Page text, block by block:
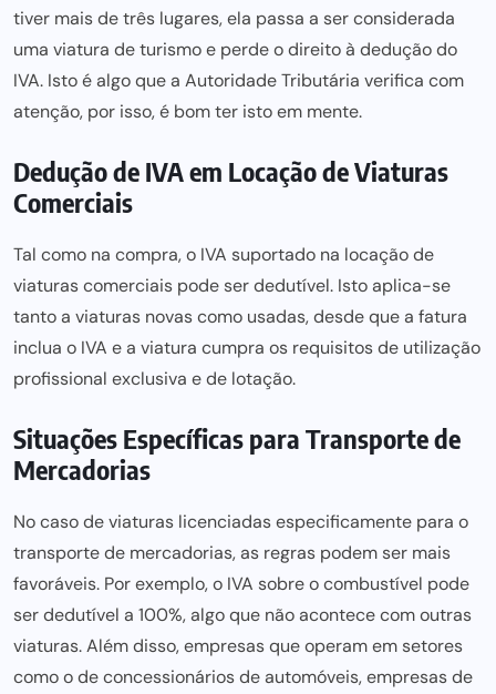
tiver mais de três lugares, ela passa a ser considerada
uma viatura de turismo e perde o direito à dedução do
IVA. Isto é algo que a Autoridade Tributária verifica com
atenção, por isso, é bom ter isto em mente.
Dedução de IVA em Locação de Viaturas
Comerciais
Tal como na compra, o IVA suportado na locação de
viaturas comerciais pode ser dedutível. Isto aplica-se
tanto a viaturas novas como usadas, desde que a fatura
inclua o IVA e a viatura cumpra os requisitos de utilização
profissional exclusiva e de lotação.
Situações Específicas para Transporte de
Mercadorias
No caso de viaturas licenciadas especificamente para o
transporte de mercadorias, as regras podem ser mais
favoráveis. Por exemplo, o IVA sobre o combustível pode
ser dedutível a 100%, algo que não acontece com outras
viaturas. Além disso, empresas que operam em setores
como o de concessionários de automóveis, empresas de